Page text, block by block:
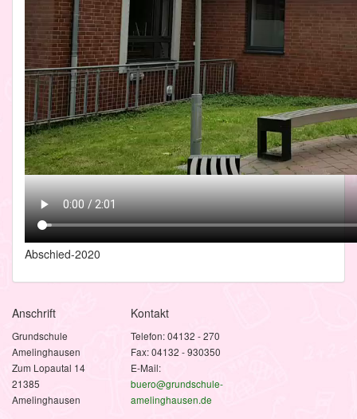
Abschied-2020
Anschrift
Grundschule
Amelinghausen
Zum Lopautal 14
21385
Amelinghausen
Kontakt
Telefon: 04132 - 270
Fax: 04132 - 930350
E-Mail:
buero@grundschule-
amelinghausen.de